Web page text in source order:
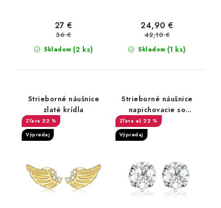
Skladom (2 ks)
27 €
36 €
Skladom (1 ks)
24,90 €
42,10 €
Strieborné náušnice
zlaté krídla
22 %
Výpredaj
Strieborné náušnice
napichovacie so
zirkónom
až 22 %
Výpredaj